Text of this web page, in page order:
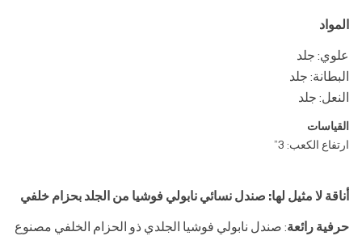
المواد
علوي: جلد
البطانة: جلد
النعل: جلد
القياسات
ارتفاع الكعب: 3”
أناقة لا مثيل لها: صندل نسائي نابولي فوشيا من الجلد بحزام خلفي
حرفية رائعة: صندل نابولي فوشيا الجلدي ذو الحزام الخلفي مصنوع